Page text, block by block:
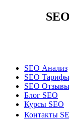
SEO Анализ
SEO Тарифы
SEO Отзывы
Блог SEO
Курсы SEO
Контакты